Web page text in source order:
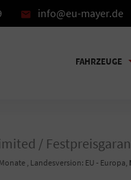
info@eu-mayer.de
FAHRZEUGE
/
, Landesversion: EU - Europa,